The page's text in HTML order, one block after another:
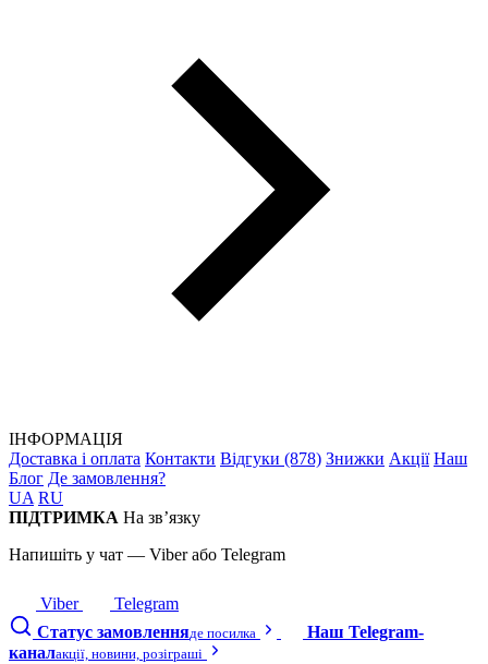
ІНФОРМАЦІЯ
Доставка і оплата Контакти Відгуки (878) Знижки Акції Наш
Блог Де замовлення?
UA RU
ПІДТРИМКА На зв’язку
Напишіть у чат — Viber або Telegram
Viber
Telegram
Статус замовленняде посилка
Наш Telegram-
каналакції, новини, розіграші